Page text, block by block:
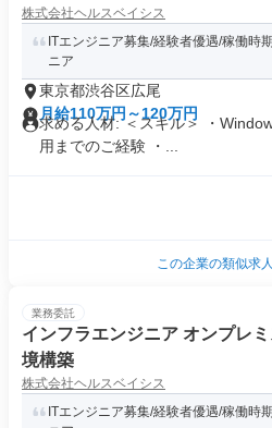
株式会社ヘルスベイシス
ITエンジニア募集/経験者優遇/稼働時
ニア
東京都渋谷区広尾
月給110万円～120万円
求める人材: ＜スキル＞ ・
用までのご経験 ・...
この企業の類似求
業務委託
インフラエンジニア オンプレ
境構築
株式会社ヘルスベイシス
ITエンジニア募集/経験者優遇/稼働時